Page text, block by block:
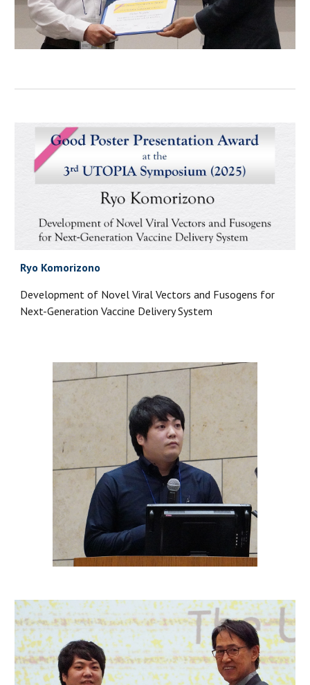
Ryo Komorizono
Development of Novel Viral Vectors and Fusogens for
Next-Generation Vaccine Delivery System